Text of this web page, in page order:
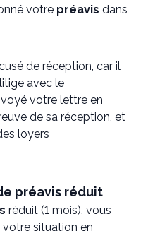
votre préavis dans
de réception, car il
avec le
votre lettre en
de sa réception, et
loyers
préavis réduit
réduit (1 mois), vous
situation en